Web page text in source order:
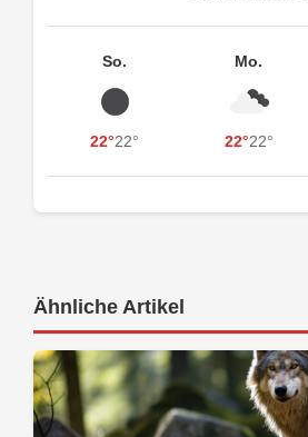
So.
22°22°
Mo.
22°22°
Ähnliche Artikel